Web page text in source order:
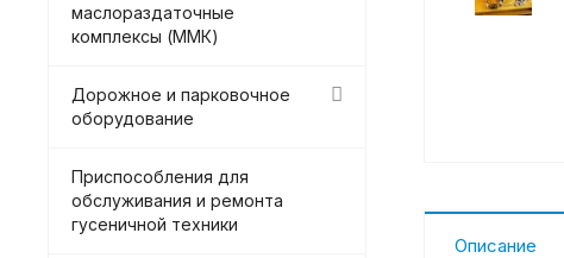
Описание
маслораздаточные
комплексы (ММК)
Дорожное и парковочное
оборудование
Приспособления для
обслуживания и ремонта
гусеничной техники